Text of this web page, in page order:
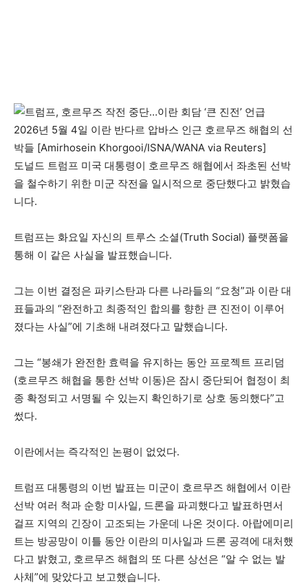
2026년 5월 4일 이란 반다르 압바스 인근 호르무즈 해협의 선
박들 [Amirhosein Khorgooi/ISNA/WANA via Reuters]
도널드 트럼프 미국 대통령이 호르무즈 해협에서 좌초된 선박
을 철수하기 위한 미군 작전을 일시적으로 중단했다고 밝혔습
니다.
트럼프는 화요일 자신의 트루스 소셜(Truth Social) 플랫폼을
통해 이 같은 사실을 발표했습니다.
그는 이번 결정은 파키스탄과 다른 나라들의 “요청”과 이란 대
표들과의 “완전하고 최종적인 합의를 향한 큰 진전이 이루어
졌다는 사실”에 기초해 내려졌다고 말했습니다.
그는 “봉쇄가 완전한 효력을 유지하는 동안 프로젝트 프리덤
(호르무즈 해협을 통한 선박 이동)은 잠시 중단되어 협정이 최
종 확정되고 서명될 수 있는지 확인하기로 상호 동의했다”고
썼다.
이란에서는 즉각적인 논평이 없었다.
트럼프 대통령의 이번 발표는 미군이 호르무즈 해협에서 이란
선박 여러 척과 순항 미사일, 드론을 파괴했다고 발표하면서
걸프 지역의 긴장이 고조되는 가운데 나온 것이다. 아랍에미리
트는 방공망이 이틀 동안 이란의 미사일과 드론 공격에 대처했
다고 밝혔고, 호르무즈 해협의 또 다른 상선은 “알 수 없는 발
사체”에 맞았다고 보고했습니다.